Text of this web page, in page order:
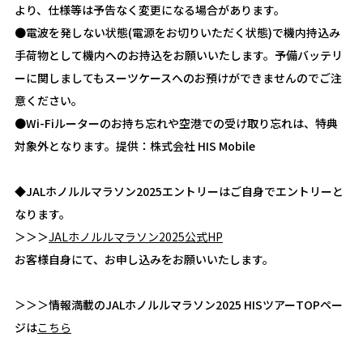
より、仕様等は予告なく変更になる場合があります。
●電波を発しない状態(電源をお切りいただく状態)で機内持込み
手荷物として機内へのお持込をお願いいたします。予備バッテリ
ーに関しましてもスーツケースへのお預けができませんのでご注
意ください。
●Wi-Fiルーターのお持ち忘れや空港での受け取り忘れは、特典
対象外となります。提供：株式会社 HIS Mobile
◆JALホノルルマラソン2025エントリーはご自身でエントリーと
なります。
＞＞＞JALホノルルマラソン2025公式HP
お客様自身にて、お申し込みをお願いいたします。
＞＞＞情報満載のJALホノルルマラソン2025 HISツアーTOPペー
ジはこちら